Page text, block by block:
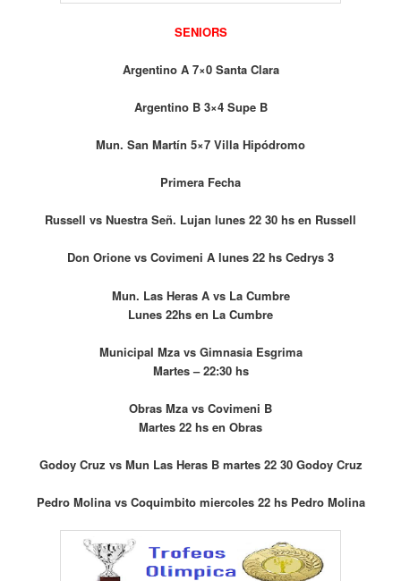
SENIORS
Argentino A 7×0 Santa Clara
Argentino B 3×4 Supe B
Mun. San Martín 5×7 Villa Hipódromo
Primera Fecha
Russell vs Nuestra Señ. Lujan lunes 22 30 hs en Russell
Don Orione vs Covimeni A lunes 22 hs Cedrys 3
Mun. Las Heras A vs La Cumbre
Lunes 22hs en La Cumbre
Municipal Mza vs Gimnasia Esgrima
Martes – 22:30 hs
Obras Mza vs Covimeni B
Martes 22 hs en Obras
Godoy Cruz vs Mun Las Heras B martes 22 30 Godoy Cruz
Pedro Molina vs Coquimbito miercoles 22 hs Pedro Molina